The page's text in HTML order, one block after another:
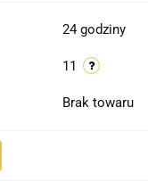
24 godziny
11
Brak towaru